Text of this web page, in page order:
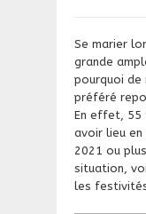
Se marier
grande
pourquoi de
préféré
En effet, 55
avoir lieu
2021 ou
situation,
les